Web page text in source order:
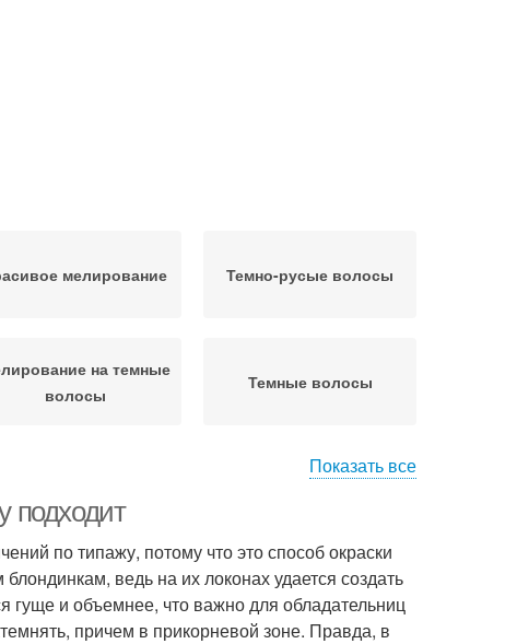
мелирование Темно-русые волосы
на темные
волосы
Темные волосы
мелирование
Показать все
подходит
по типажу, потому что это способ окраски
ведь на их локонах удается создать
гуще и объемнее, что важно для обладательниц
причем в прикорневой зоне. Правда, в